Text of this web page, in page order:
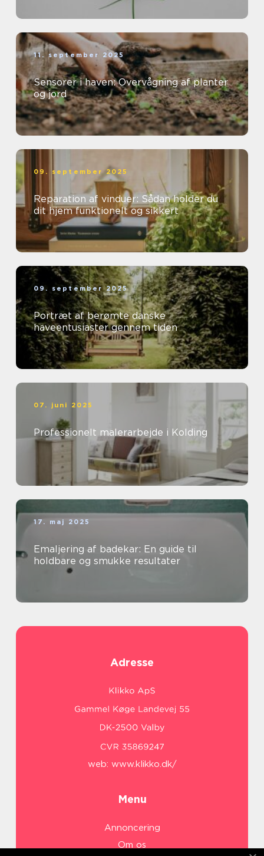
11. september 2025
Sensorer i haven: Overvågning af planter
og jord
09. september 2025
Reparation af vinduer: Sådan holder du
dit hjem funktionelt og sikkert
09. september 2025
Portræt af berømte danske
haveentusiaster gennem tiden
07. juni 2025
Professionelt malerarbejde i Kolding
17. maj 2025
Emaljering af badekar: En guide til
holdbare og smukke resultater
Adresse
web: www.klikko.dk/
Menu
Annoncering
Om os